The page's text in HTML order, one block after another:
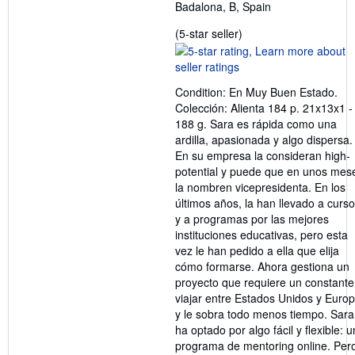
Badalona, B, Spain
(5-star seller)
rating
of
5
stars
Condition: En Muy Buen Estado.
Colección: Alienta 184 p. 21x13x1 -
188 g. Sara es rápida como una
ardilla, apasionada y algo dispersa.
En su empresa la consideran high-
potential y puede que en unos
la nombren vicepresidenta. En los
últimos años, la han llevado a
y a programas por las mejores
instituciones educativas, pero esta
vez le han pedido a ella que elija
cómo formarse. Ahora gestiona un
proyecto que requiere un constante
viajar entre Estados Unidos y
y le sobra todo menos tiempo. Sara
ha optado por algo fácil y flexible:
programa de mentoring online.